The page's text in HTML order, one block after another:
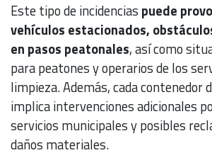
Este tipo de incidencias puede
vehículos estacionados,
en pasos peatonales, así como
para peatones y operarios de los
limpieza. Además, cada contenedor
implica intervenciones adicionales
servicios municipales y posibles
daños materiales.